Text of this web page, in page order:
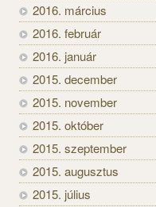
2016. március
2016. február
2016. január
2015. december
2015. november
2015. október
2015. szeptember
2015. augusztus
2015. július